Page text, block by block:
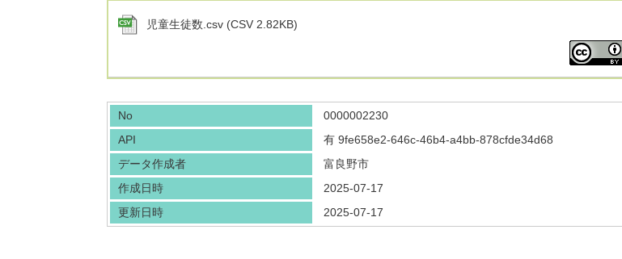
児童生徒数.csv (CSV 2.82KB)
No
0000002230
API
有 9fe658e2-646c-46b4-a4bb-878cfde34d68
データ作成者
富良野市
作成日時
2025-07-17
更新日時
2025-07-17